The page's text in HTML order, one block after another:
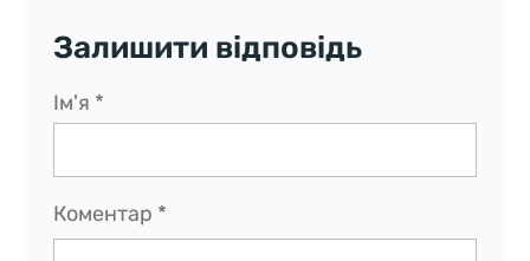
Залишити відповідь
Коментар *
Ім'я *